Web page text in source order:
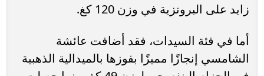
زايد على البرونزية في وزن 120 كغ.
أما في فئة السيدات، فقد أضافت عائشة
الشامسي إنجازًا مميزًا بفوزها بالميدالية الذهبية